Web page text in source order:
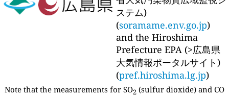
ステム)
(soramame.env.go.jp)
and the Hiroshima
Prefecture EPA (>広島県
大気情報ポータルサイト)
(pref.hiroshima.lg.jp)
Note that the measurements for SO2 (sulfur dioxide) and CO